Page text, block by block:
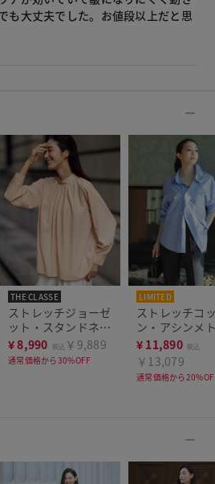
も大丈夫でした。お値段以上だと思
THE CLASSE
ストレッチジョーゼ
ット・スタンドネッ
クブラウス
¥8,990 税込 ￥9,889
通常価格から30%OFF
LIMITED
THE CLASSE
ストレッチコ
ン・アシンメ
シャツ
¥ 11,890 税込
￥13,079
通常価格から